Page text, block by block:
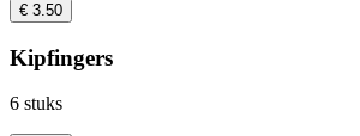
€ 3.50
Kipfingers
6 stuks